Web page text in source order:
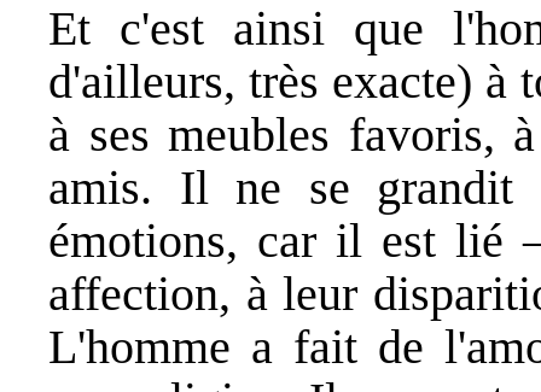
Et c'est ainsi que
d'ailleurs, très exacte) à
à ses meubles favoris,
amis. Il ne se grandit
émotions, car il est
affection, à leur
L'homme a fait de